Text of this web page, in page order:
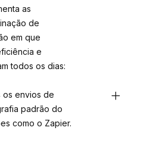
as
de
em que
e
todos os dias:
os envios de
padrão do
como o Zapier.